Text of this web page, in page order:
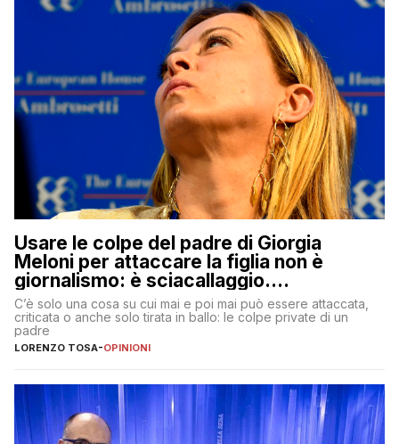
Usare le colpe del padre di Giorgia
Meloni per attaccare la figlia non è
giornalismo: è sciacallaggio.
Dimostriamo di essere diversi
C’è solo una cosa su cui mai e poi mai può essere attaccata,
criticata o anche solo tirata in ballo: le colpe private di un
padre
LORENZO TOSA-OPINIONI